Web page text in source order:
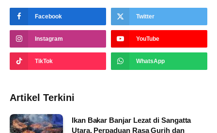
Facebook Twitter
Instagram YouTube
TikTok WhatsApp
Artikel Terkini
Ikan Bakar Banjar Lezat di Sangatta
Utara, Perpaduan Rasa Gurih dan